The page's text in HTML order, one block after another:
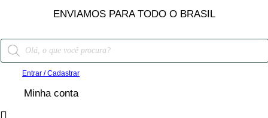
ENVIAMOS PARA TODO O BRASIL
Entrar / Cadastrar
Minha conta